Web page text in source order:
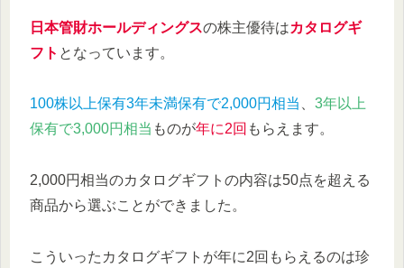
日本管財ホールディングスの株主優待はカタログギ
フト となっています。
100株以上保有3年未満保有で2,000円相当
3年以上
保有で3,000円相当 ものが年に2回 もらえます。
2,000円相当のカタログギフトの内容は50点を超える
商品から選ぶことができました。
こういったカタログギフトが年に2回もらえるのは珍